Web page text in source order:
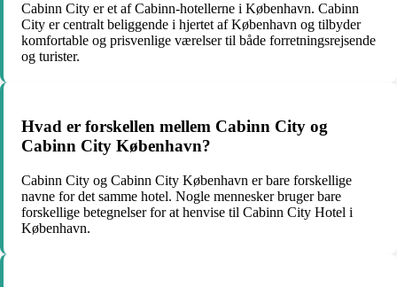
Cabinn City er et af Cabinn-hotellerne i København. Cabinn
City er centralt beliggende i hjertet af København og tilbyder
komfortable og prisvenlige værelser til både forretningsrejsende
og turister.
Hvad er forskellen mellem Cabinn City og
Cabinn City København?
Cabinn City og Cabinn City København er bare forskellige
navne for det samme hotel. Nogle mennesker bruger bare
forskellige betegnelser for at henvise til Cabinn City Hotel i
København.